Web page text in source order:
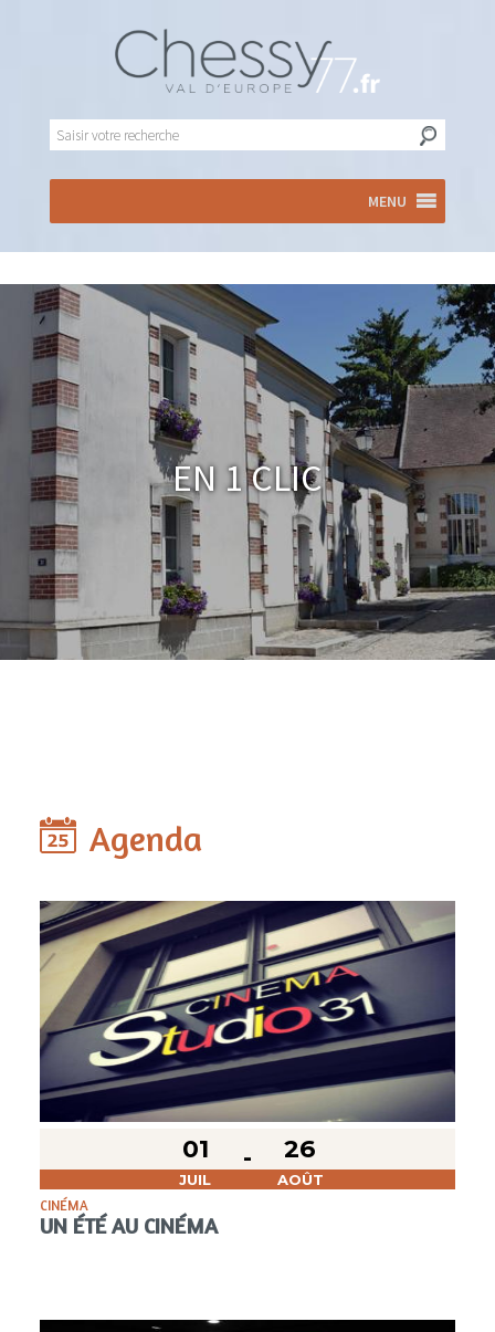
MENU
En 1 clic
Agenda
01
JUIL
26
AOÛT
CINÉMA
UN ÉTÉ AU CINÉMA